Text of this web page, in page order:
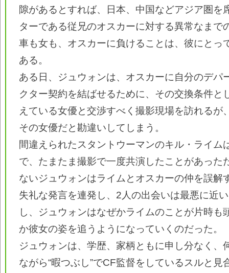
隙があるとすれば、日本、中国などアジア圏を
ターである従兄のオスカーに対する異常なまで
車も女も、オスカーに負けることは、彼にとっ
ある。
ある日、ジュウォンは、オスカーに自分のデパ
クター契約を結ばせるために、その交換条件と
えている女優と交渉すべく撮影現場を訪れるが
その女優だと勘違いしてしまう。
間違えられたスタントウーマンのキル・ライム
で、たまたま撮影で一度共演したことがあった
ないジュウォンはライムとオスカーの仲を誤解
失礼な発言を連発し、2人の出会いは最悪に近
し、ジュウォンはなぜかライムのことが片時も
か彼女の姿を追うようになっていくのだった。
ジュウォンは、学歴、家柄ともに申し分なく、
ながら“暇つぶし”でCF監督をしているスルと見